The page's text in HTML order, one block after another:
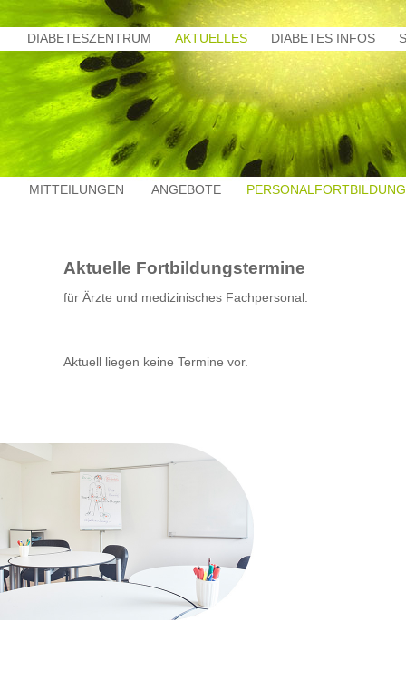
DIABETESZENTRUM AKTUELLES DIABETES INFOS
MITTEILUNGEN ANGEBOTE PERSONALFORTBILDUNG
Aktuelle Fortbildungstermine
für Ärzte und medizinisches Fachpersonal:
Aktuell liegen keine Termine vor.